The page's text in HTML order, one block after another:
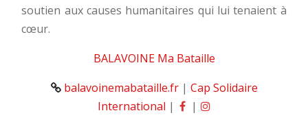
soutien aux causes humanitaires qui lui tenaient à
cœur.
BALAVOINE Ma Bataille
balavoinemabataille.fr | Cap Solidaire
International |
|